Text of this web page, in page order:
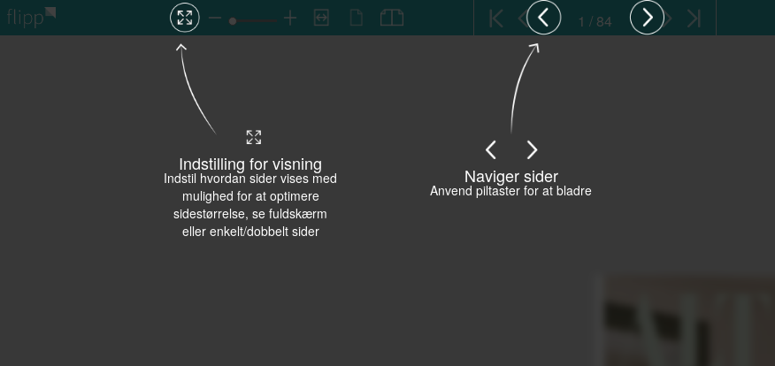
Indstilling for visning
Indstil hvordan sider vises med
mulighed for at optimere
sidestørrelse, se fuldskærm
eller enkelt/dobbelt sider
Naviger sider
Anvend piltaster for at bladre
1 / 84